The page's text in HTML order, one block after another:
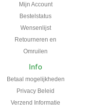
Mijn Account
Bestelstatus
Wensenlijst
Retourneren en
Omruilen
Info
Betaal mogelijkheden
Privacy Beleid
Verzend Informatie